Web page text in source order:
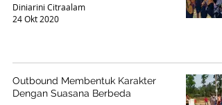
Diniarini Citraalam
24 Okt 2020
Outbound Membentuk Karakter
Dengan Suasana Berbeda